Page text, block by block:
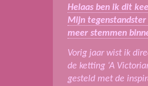
Helaas ben ik dit
Mijn tegenstandster
meer stemmen
Vorig jaar wist ik
de ketting ‘A
gesteld met de